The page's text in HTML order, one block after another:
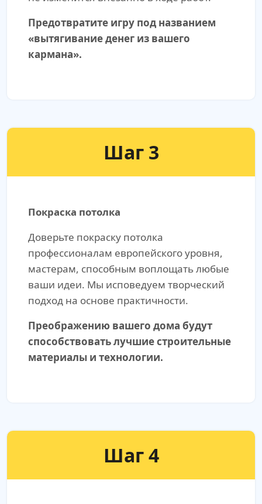
Предотвратите игру под названием
«вытягивание денег из вашего
кармана».
Шаг 3
Покраска потолка
Доверьте покраску потолка
профессионалам европейского уровня,
мастерам, способным воплощать любые
ваши идеи. Мы исповедуем творческий
подход на основе практичности.
Преображению вашего дома будут
способствовать лучшие строительные
материалы и технологии.
Шаг 4